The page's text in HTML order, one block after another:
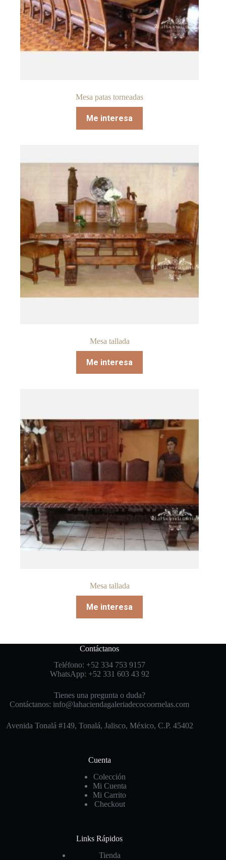
Mesa patas torneadas
Me interesa
Mesa tallada
Me interesa
Mesa tallada
Me interesa
Contáctanos
Teléfono: +52 334 753 9157
WhatsApp: +52 331 603 43 92
Tienes una pregunta o duda?
Contáctanos: info@lahaciendagaleriadecocoornelas.com
Avenida Tonalá #149, Tonalá, Jalisco, México, C.P. 45402
Cuenta
Colección
Mi Cuenta
Mi Carrito
Checkout
Links Rápidos
Tienda